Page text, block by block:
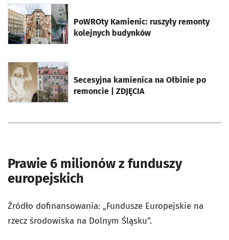
PoWROty Kamienic: ruszyły remonty
kolejnych budynków
otworzy się w nowej karcie
Secesyjna kamienica na Ołbinie po
remoncie | ZDJĘCIA
otworzy się w nowej karcie
Prawie 6 milionów z funduszy
europejskich
Źródło dofinansowania: „Fundusze Europejskie na
rzecz środowiska na Dolnym Śląsku”.